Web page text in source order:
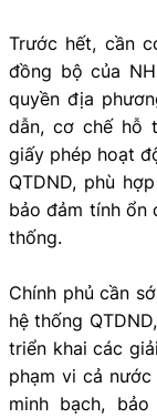
Trước hết, cần
đồng bộ của
quyền địa
dẫn, cơ chế hỗ
giấy phép hoạt
QTDND, phù
bảo đảm tính ổn
thống.
Chính phủ cần
hệ thống
triển khai các
phạm vi cả
minh bạch,